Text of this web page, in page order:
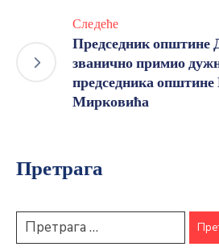
Следеће
Председник општине
званично примио
председника
Мирковића
Претрага